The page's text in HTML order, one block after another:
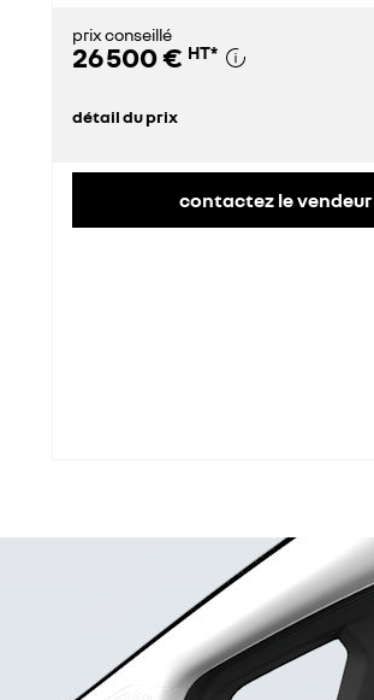
prix conseillé
26 500 € HT*
détail du prix
contactez le vendeur